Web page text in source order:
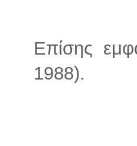
Επίσης
1988).